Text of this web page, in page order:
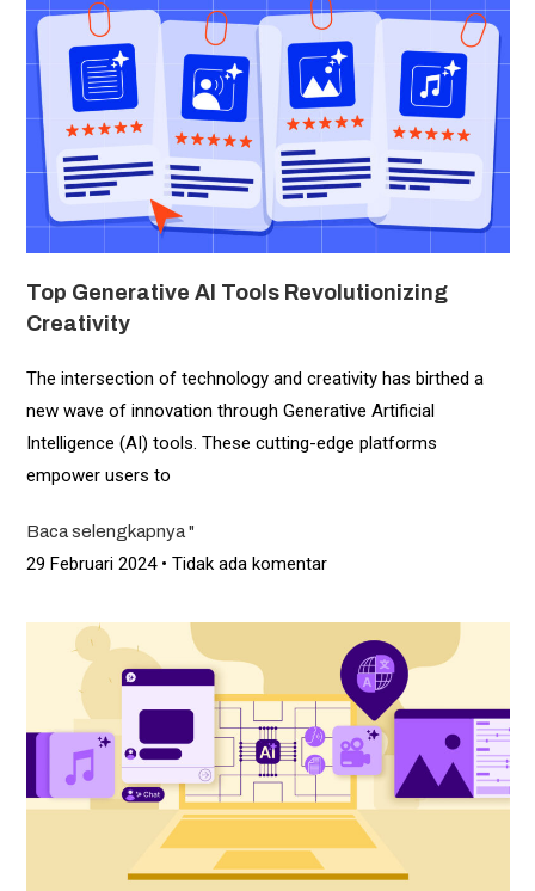
Top Generative AI Tools Revolutionizing
Creativity
The intersection of technology and creativity has birthed a
new wave of innovation through Generative Artificial
Intelligence (AI) tools. These cutting-edge platforms
empower users to
Baca selengkapnya "
29 Februari 2024 Tidak ada komentar